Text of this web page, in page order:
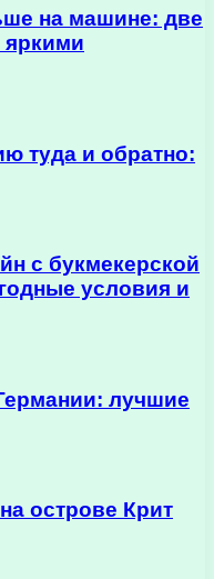
на машине: две
яркими
туда и обратно:
с букмекерской
условия и
лучшие
острове Крит